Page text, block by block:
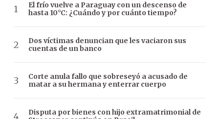
El frío vuelve a Paraguay con un descenso de
hasta 10°C: ¿Cuándo y por cuánto tiempo?
Dos víctimas denuncian que les vaciaron sus
cuentas de un banco
Corte anula fallo que sobreseyó a acusado de
matar a su hermana y enterrar cuerpo
Disputa por bienes con hijo extramatrimonial de